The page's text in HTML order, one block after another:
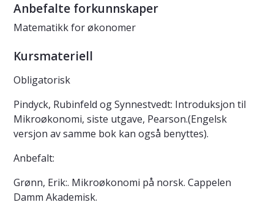
Anbefalte forkunnskaper
Matematikk for økonomer
Kursmateriell
Obligatorisk
Pindyck, Rubinfeld og Synnestvedt: Introduksjon til
Mikroøkonomi, siste utgave, Pearson.(Engelsk
versjon av samme bok kan også benyttes).
Anbefalt:
Grønn, Erik:. Mikroøkonomi på norsk. Cappelen
Damm Akademisk.